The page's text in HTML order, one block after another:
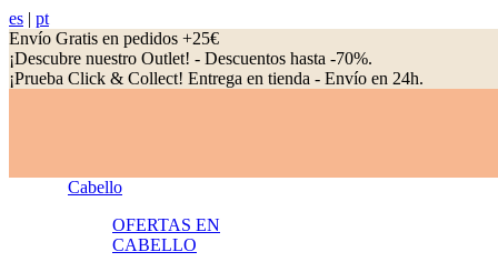
es | pt
Envío Gratis en pedidos +25€
¡Descubre nuestro Outlet! - Descuentos hasta -70%.
¡Prueba Click & Collect! Entrega en tienda - Envío en 24h.
Cabello
OFERTAS EN
CABELLO